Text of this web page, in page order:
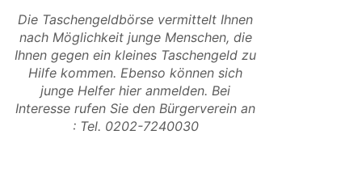
Die Taschengeldbörse vermittelt Ihnen
nach Möglichkeit junge Menschen, die
Ihnen gegen ein kleines Taschengeld zu
Hilfe kommen. Ebenso können sich
junge Helfer hier anmelden. Bei
Interesse rufen Sie den Bürgerverein an
: Tel. 0202-7240030